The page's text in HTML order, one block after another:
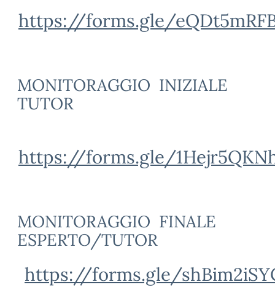
https://forms.gle/
MONITORAGGIO INIZIALE
TUTOR
https://forms.gle/
MONITORAGGIO FINALE
ESPERTO/TUTOR
https://forms.gle/